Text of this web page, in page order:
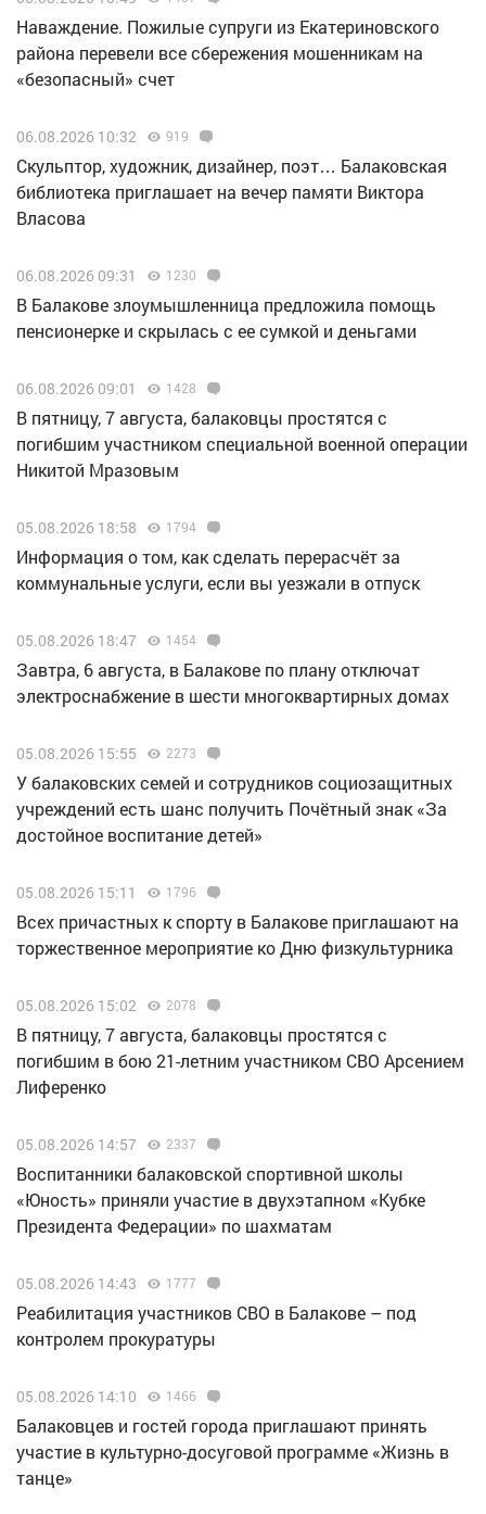
Наваждение. Пожилые супруги из Екатериновского
района перевели все сбережения мошенникам на
«безопасный» счет
06.08.2026 10:32 919
Скульптор, художник, дизайнер, поэт… Балаковская
библиотека приглашает на вечер памяти Виктора
Власова
06.08.2026 09:31 1230
В Балакове злоумышленница предложила помощь
пенсионерке и скрылась с ее сумкой и деньгами
06.08.2026 09:01 1428
В пятницу, 7 августа, балаковцы простятся с
погибшим участником специальной военной операции
Никитой Мразовым
05.08.2026 18:58 1794
Информация о том, как сделать перерасчёт за
коммунальные услуги, если вы уезжали в отпуск
05.08.2026 18:47 1454
Завтра, 6 августа, в Балакове по плану отключат
электроснабжение в шести многоквартирных домах
05.08.2026 15:55 2273
У балаковских семей и сотрудников социозащитных
учреждений есть шанс получить Почётный знак «За
достойное воспитание детей»
05.08.2026 15:11 1796
Всех причастных к спорту в Балакове приглашают на
торжественное мероприятие ко Дню физкультурника
05.08.2026 15:02 2078
В пятницу, 7 августа, балаковцы простятся с
погибшим в бою 21-летним участником СВО Арсением
Лиференко
05.08.2026 14:57 2337
Воспитанники балаковской спортивной школы
«Юность» приняли участие в двухэтапном «Кубке
Президента Федерации» по шахматам
05.08.2026 14:43 1777
Реабилитация участников СВО в Балакове – под
контролем прокуратуры
05.08.2026 14:10 1466
Балаковцев и гостей города приглашают принять
участие в культурно-досуговой программе «Жизнь в
танце»